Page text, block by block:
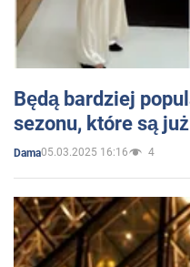
Będą bardziej
sezonu, które są
Dama05.03.2025 16:16 4